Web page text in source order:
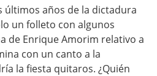
últimos años de la dictadura
un folleto con algunos
de Enrique Amorim relativo a
con un canto a la
la fiesta quitaros. ¿Quién